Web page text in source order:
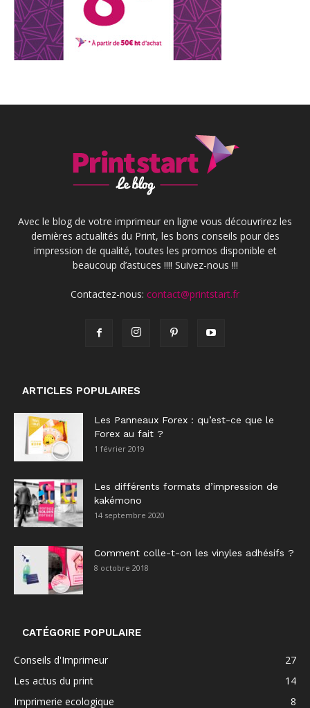
Avec le blog de votre imprimeur en ligne vous découvrirez les
dernières actualités du Print, les bons conseils pour des
impression de qualité, toutes les promos disponible et
beaucoup d’astuces !!!! Suivez-nous !!!
Contactez-nous: contact@printstart.fr
ARTICLES POPULAIRES
Les Panneaux Forex : qu’est-ce que le
Forex au fait ?
1 février 2019
Les différents formats d’impression de
kakémono
14 septembre 2020
Comment colle-t-on les vinyles adhésifs ?
8 octobre 2018
CATÉGORIE POPULAIRE
Conseils d'Imprimeur
27
Les actus du print
14
Imprimerie ecologique
8